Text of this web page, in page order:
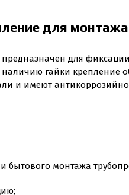
для
для
гайки крепление
и имеют
бытового монтажа